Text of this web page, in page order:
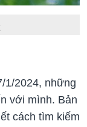
1/2024, những
với mình. Bản
cách tìm kiếm